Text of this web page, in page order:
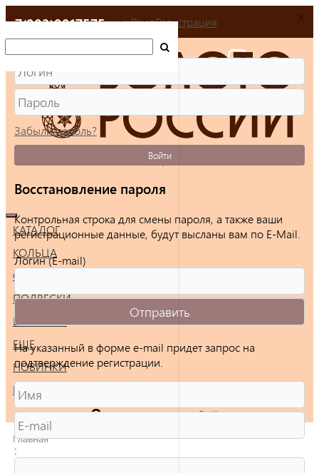
+7(903)9917575
КАТАЛОГ
КОЛЬЦА
СЕРЬГИ
ПОДВЕСКИ
БРАСЛЕТЫ
ЕЩЕ
НОВИНКИ
РАСПРОДАЖА
Войти
Главная
ВходРегистрация
Забыли пароль?
Войти
Восстановление пароля
Контрольная строка для смены пароля, а также ваши
регистрационные данные, будут высланы вам по E-Mail.
Логин (E-mail)
На указанный в форме e-mail придет запрос на
подтверждение регистрации.
: